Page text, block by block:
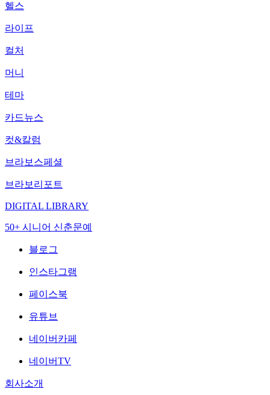
헬스
라이프
컬처
머니
테마
카드뉴스
컷&칼럼
브라보스페셜
브라보리포트
DIGITAL LIBRARY
50+ 시니어 신춘문예
블로그
인스타그램
페이스북
유튜브
네이버카페
네이버TV
회사소개